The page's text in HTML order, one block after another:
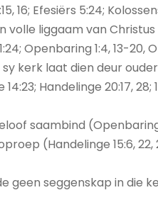
16; Efesiërs 5:24;
liggaam van Christus
Openbaring 1:4, 13-20,
sy kerk laat dien deur
Handelinge 20:17, 28;
saambind
(Handelinge 15:6, 22,
geen seggenskap in die